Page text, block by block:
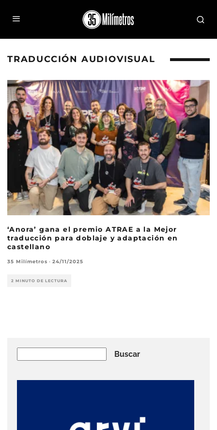
TRADUCCIÓN AUDIOVISUAL
‘Anora’ gana el premio ATRAE a la Mejor
traducción para doblaje y adaptación en
castellano
35 Milímetros · 24/11/2025
2 MINUTO DE LECTURA
Buscar